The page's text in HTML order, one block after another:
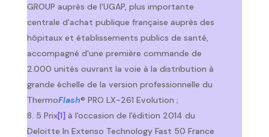
GROUP auprès de l'UGAP, plus importante
centrale d'achat publique française auprès des
hôpitaux et établissements publics de santé,
accompagné d'une première commande de
2.000 unités ouvrant la voie à la distribution à
grande échelle de la version professionnelle du
ThermoFlash® PRO LX-261 Evolution ;
5 Prix[1] à l'occasion de l'édition 2014 du
Deloitte In Extenso Technology Fast 50 France